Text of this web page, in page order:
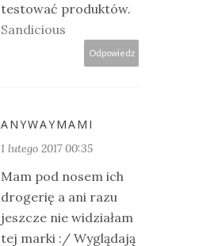
testować produktów.
Sandicious
Odpowiedz
ANYWAYMAMI
1 lutego 2017 00:35
Mam pod nosem ich
drogerię a ani razu
jeszcze nie widziałam
tej marki :/ Wyglądają